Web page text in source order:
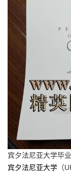
宾夕法尼亚大学毕
宾夕法尼亚大学 （